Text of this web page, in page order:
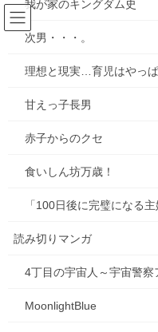
コ
ン
ナ
ビ
「100日後に
HOME 育児エッセイ漫画
しんどい時はゆっくりしよ
我が家のキングダム史
次男・・・。
理想と現実…育児はやっ
甘えっ子長男
赤子からのクセ
食いしん坊万歳！
「100日後に完璧になる
読み切りマンガ
4丁目の宇宙人～宇宙警察
MoonlightBlue